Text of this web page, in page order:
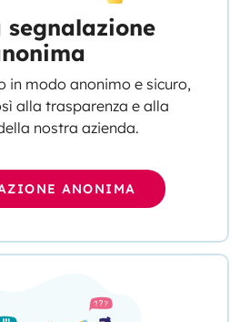
segnalazione
in modo anonimo e sicuro,
alla trasparenza e alla
nostra azienda.
ANONIMA